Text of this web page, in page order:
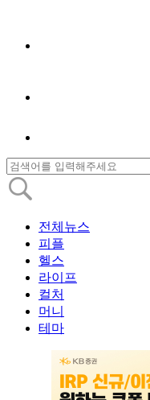
전체뉴스
피플
헬스
라이프
컬처
머니
테마